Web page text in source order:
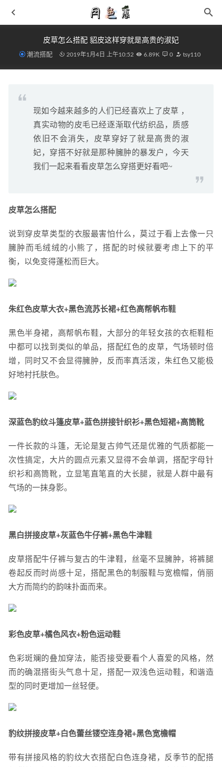
皮草怎么搭配 貂皮这样穿就是高贵的淑妃
潮流搭配 2019年1月4日 上午10:52 6.89K 0 tsy110
现如今越来越多的人们已经喜欢上了皮草 ，
真实动物的皮毛已经逐渐取代纺织品，质感
依旧不会消失，皮草穿好了就是高贵的淑
妃，穿搭不好就是那种臃肿的暴发户，今天
我们一起来看看皮草怎么穿搭更好看吧~
皮草怎么搭配
说到穿皮草类型的衣服最害怕什么，莫过于看上去像一只
臃肿而毛绒绒的小熊了，搭配的时候就要考虑上下的平
衡，以免变得蓬松而巨大。
朱红色皮草大衣+黑色流苏长裙+红色高帮帆布鞋
黑色半身裙，高帮帆布鞋，大部分的年轻女孩的衣柜鞋柜
中都可以找到类似的单品，搭配红色的皮草，气场顿时倍
增，同时又不会显得臃肿，反而率真活泼，朱红色又能极
好地衬托肤色。
深蓝色豹纹斗篷皮草+蓝色拼接针织衫+黑色短裙+高筒靴
一件长款的斗篷，无论是复古帅气还是优雅的气质都能一
次性搞定，大片的圆点元素又显得不会单调，搭配字母针
织衫和高筒靴，立显笔直笔直的大长腿，就是人群中最有
气场的一抹身影。
黑白拼接皮草+灰蓝色牛仔裤+黑色牛津鞋
皮草搭配牛仔裤与复古的牛津鞋，丝毫不显臃肿，将裤腿
卷起反而时尚感十足，搭配黑色的制服鞋与宽檐帽，俏丽
大方而简约的韵味扑面而来。
彩色皮草+橘色风衣+粉色运动鞋
色彩斑斓的叠加穿法，能否接受要看个人喜爱的风格，然
而的确混搭街头气息十足，搭配一双浅色运动鞋，和谐造
型的同时更增加一丝轻便。
豹纹拼接皮草+白色蕾丝镂空连身裙+黑色宽檐帽
带有拼接风格的豹纹大衣搭配白色连身裙，反季节的配搭
最有年味的Dunk鞭炮迎新年即将于 SOULGOODS 开售
Sam Edelman 2021 早秋 LAURS 乐福鞋系列释出
2021-09-01
打底裤的搭配效果 拉伸腿部线条 显瘦显高 2019-03-08
李宁「雾都大势」限定系列还有隐藏款？反伍 2 代两双新色
李宁 2021 绝影 Essential“胺多酚”鞋款来袭，夏日升级版
2021-06-29